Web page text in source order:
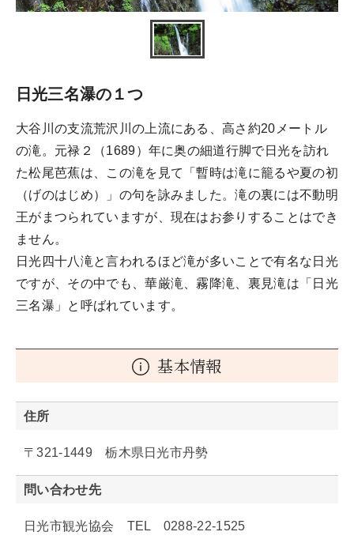
日光三名瀑の１つ
大谷川の支流荒沢川の上流にある、高さ約20メートル
の滝。元禄２（1689）年に奥の細道行脚で日光を訪れ
た松尾芭蕉は、この滝を見て「暫時は滝に籠るや夏の初
（げのはじめ）」の句を詠みました。滝の裏には不動明
王がまつられていますが、現在はお参りすることはでき
ません。
日光四十八滝と言われるほど滝が多いことで有名な日光
ですが、その中でも、華厳滝、霧降滝、裏見滝は「日光
三名瀑」と呼ばれています。
基本情報
住所
〒321-1449 栃木県日光市丹勢
問い合わせ先
日光市観光協会 TEL 0288-22-1525